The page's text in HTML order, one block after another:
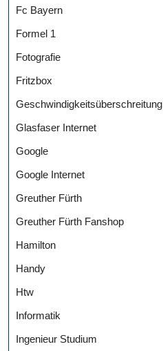
Fc Bayern
Formel 1
Fotografie
Fritzbox
Geschwindigkeitsüberschreitung
Glasfaser Internet
Google
Google Internet
Greuther Fürth
Greuther Fürth Fanshop
Hamilton
Handy
Htw
Informatik
Ingenieur Studium